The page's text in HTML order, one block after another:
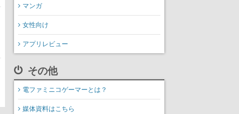
マンガ
女性向け
アプリレビュー
その他
電ファミニコゲーマーとは？
媒体資料はこちら